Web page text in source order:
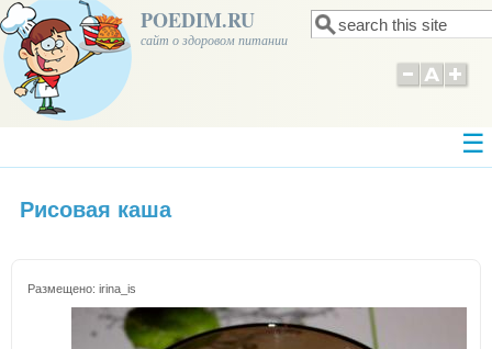
POEDIM.RU
сайт о здоровом питании Форма поиска
Поиск
Рисовая каша
Размещено: irina_is